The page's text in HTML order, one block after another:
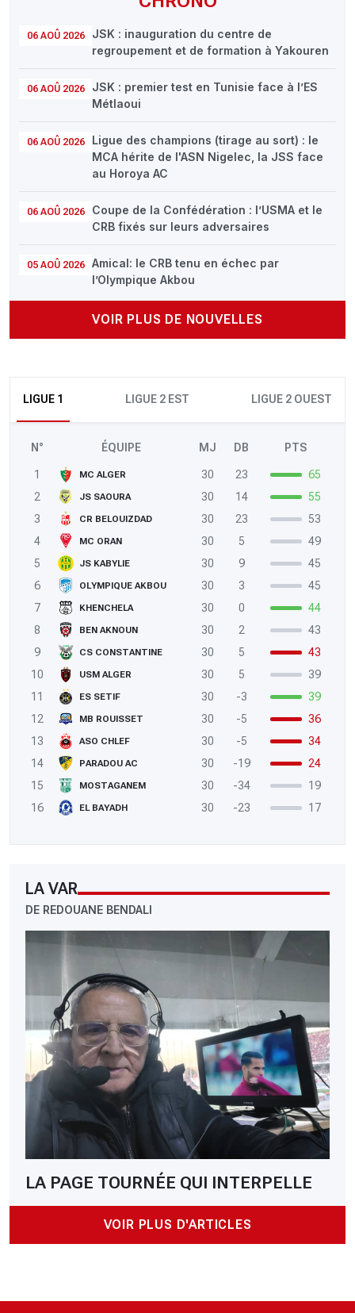
06 AOÛ 2026
JSK : inauguration du centre de
regroupement et de formation à Yakouren
06 AOÛ 2026
JSK : premier test en Tunisie face à l’ES
Métlaoui
06 AOÛ 2026
Ligue des champions (tirage au sort) : le
MCA hérite de l'ASN Nigelec, la JSS face
au Horoya AC
06 AOÛ 2026
Coupe de la Confédération : l’USMA et le
CRB fixés sur leurs adversaires
05 AOÛ 2026
Amical: le CRB tenu en échec par
l’Olympique Akbou
VOIR PLUS DE NOUVELLES
LIGUE 1 LIGUE 2 EST LIGUE 2 OUEST
N° ÉQUIPE MJ DB PTS
1 MC ALGER 30 23
65
2
JS SAOURA 30 14
55
3
CR BELOUIZDAD 30 23
53
4
MC ORAN 30 5
49
5
JS KABYLIE 30 9
45
6
OLYMPIQUE AKBOU 30 3
45
7
KHENCHELA 30 0
44
8
BEN AKNOUN 30 2
43
9
CS CONSTANTINE 30 5
43
10
USM ALGER 30 5
39
11
ES SETIF 30 -3
39
12
MB ROUISSET 30 -5
36
13
ASO CHLEF 30 -5
34
14
PARADOU AC 30 -19
24
15
MOSTAGANEM 30 -34
19
16
EL BAYADH 30 -23 17
LA VAR
DE REDOUANE BENDALI
LA PAGE TOURNÉE QUI INTERPELLE
VOIR PLUS D'ARTICLES